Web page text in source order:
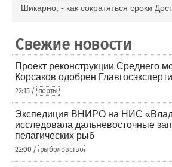
Шикарно, - как сократяться сроки
Свежие новости
Проект реконструкции Среднего
Корсаков одобрен
22:15 / порты
Экспедиция ВНИРО на НИС
исследовала дальневосточные
пелагических рыб
22:00 / рыболовство